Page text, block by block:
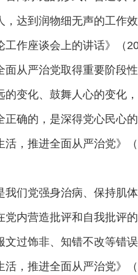
达到润物细无声的工作效
工作座谈会上的讲话》（
面从严治党取得重要阶段
的变化、鼓舞人心的变化
确的，是深得党心民心的
活，推进全面从严治党》
我们党强身治病、保持肌
党内营造批评和自我批评
过饰非、知错不改等错误
活，推进全面从严治党》